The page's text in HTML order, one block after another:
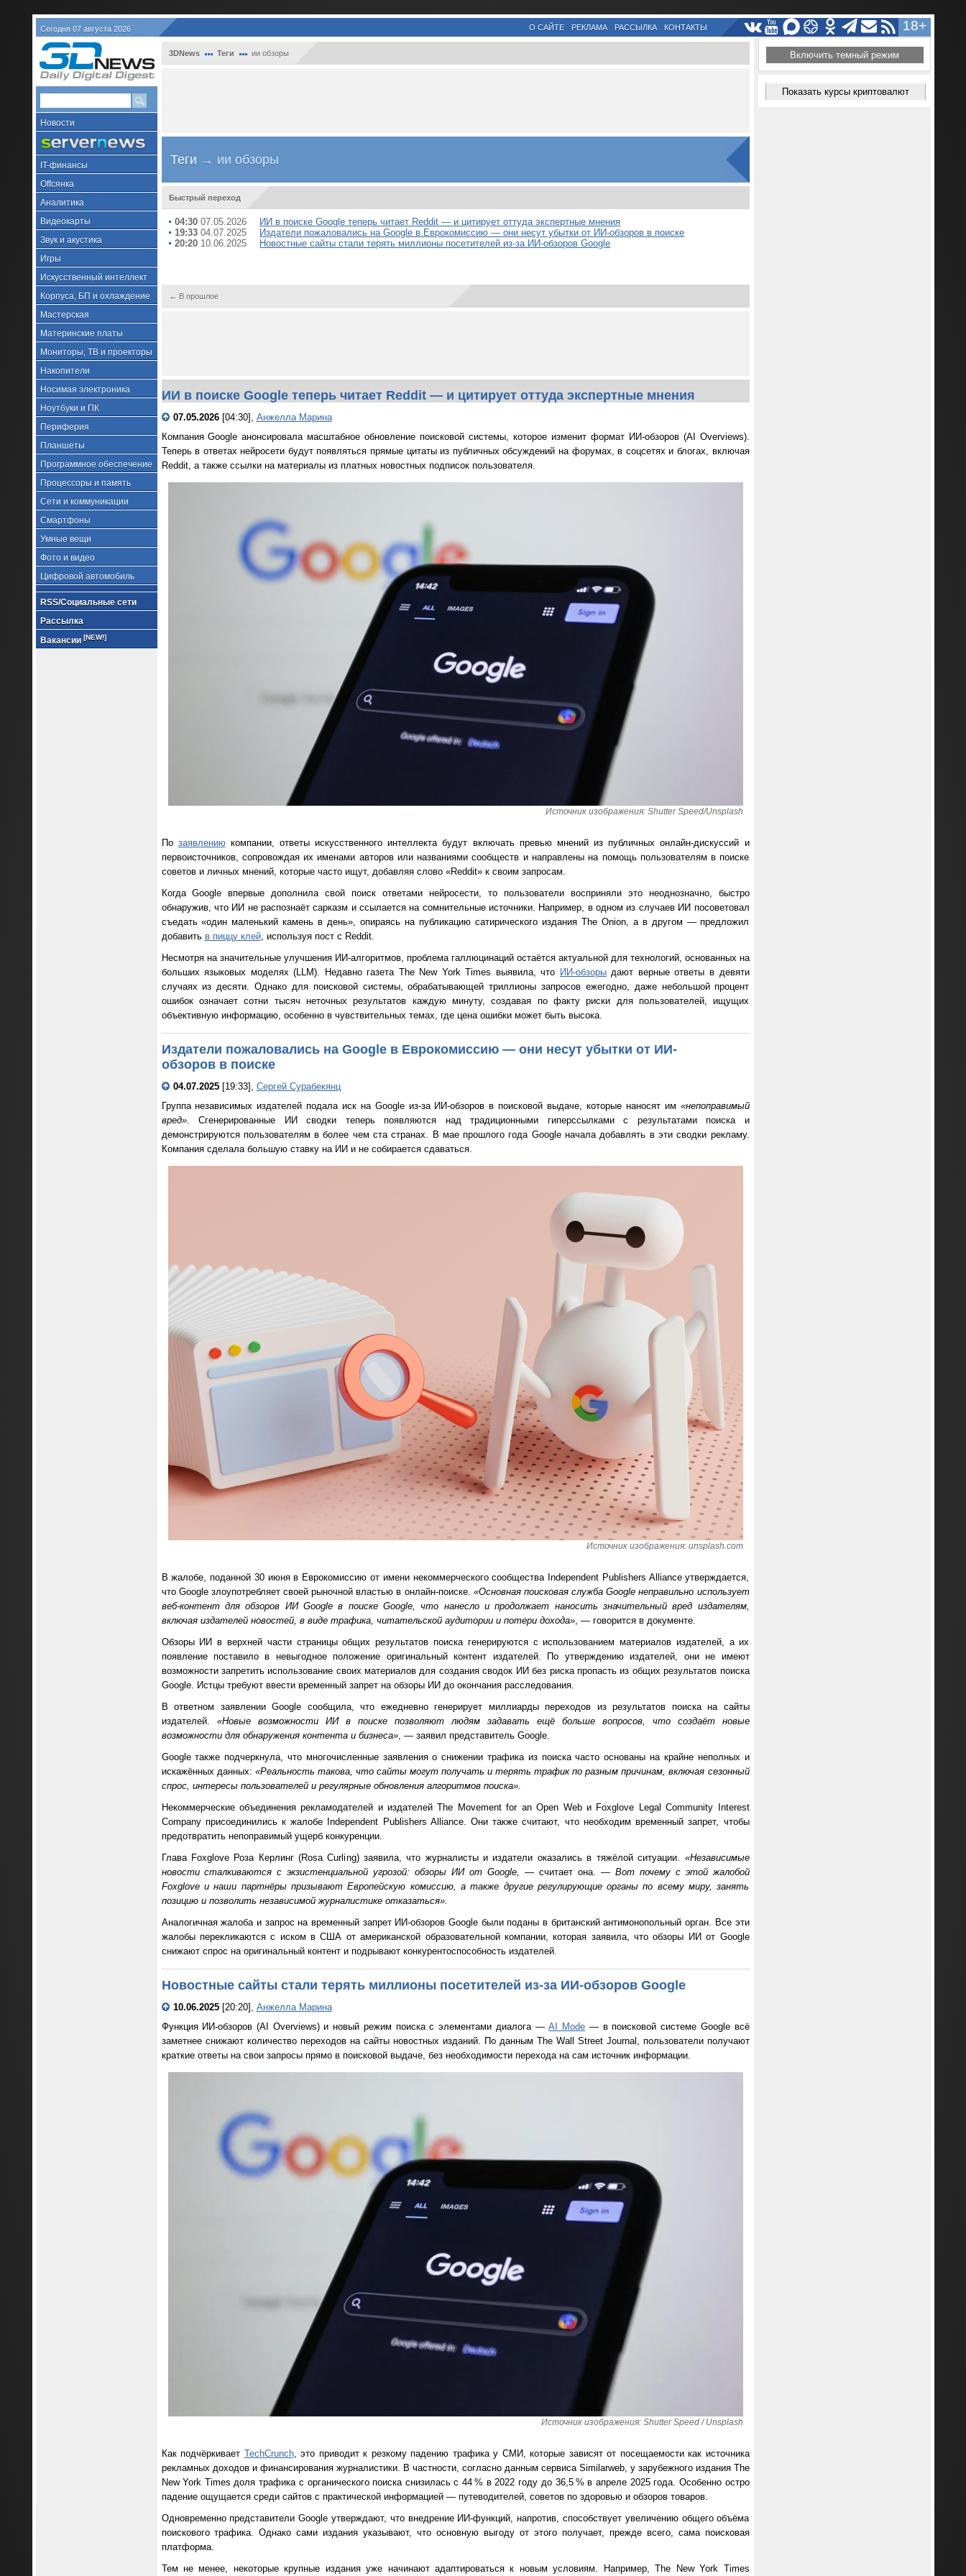
Сегодня 07 августа 2026 18+
О САЙТЕ РЕКЛАМА РАССЫЛКА КОНТАКТЫ
Новости
IT-финансы
Offсянка
Аналитика
Видеокарты
Звук и акустика
Игры
Искусственный интеллект
Корпуса, БП и охлаждение
Мастерская
Материнские платы
Мониторы, ТВ и проекторы
Накопители
Носимая электроника
Ноутбуки и ПК
Периферия
Планшеты
Программное обеспечение
Процессоры и память
Сети и коммуникации
Смартфоны
Умные вещи
Фото и видео
Цифровой автомобиль
RSS/Социальные сети
Рассылка
Вакансии [NEW!]
3DNews Теги ии обзоры
Теги → ии обзоры
Быстрый переход
04:3007.05.2026
ИИ в поиске Google теперь читает Reddit — и цитирует оттуда экспертные мнения
19:3304.07.2025
Издатели пожаловались на Google в Еврокомиссию — они несут убытки от ИИ-обзоров в поиске
20:2010.06.2025 Новостные сайты стали терять миллионы посетителей из-за ИИ-обзоров Google
← В прошлое
ИИ в поиске Google теперь читает Reddit — и цитирует оттуда экспертные мнения
07.05.2026[04:30], Анжелла Марина
Компания Google анонсировала масштабное обновление поисковой системы, которое изменит формат ИИ-обзоров (AI Overviews).
Теперь в ответах нейросети будут появляться прямые цитаты из публичных обсуждений на форумах, в соцсетях и блогах, включая
Reddit, а также ссылки на материалы из платных новостных подписок пользователя.
Источник изображения: Shutter Speed/Unsplash
По заявлениюкомпании, ответы искусственного интеллекта будут включать превью мнений из публичных онлайн-дискуссий и
первоисточников, сопровождая их именами авторов или названиями сообществ и направлены на помощь пользователям в поиске
советов и личных мнений, которые часто ищут, добавляя слово «Reddit» к своим запросам.
Когда Google впервые дополнила свой поиск ответами нейросести, то пользователи восприняли это неоднозначно, быстро
обнаружив, что ИИ не распознаёт сарказм и ссылается на сомнительные источники. Например, в одном из случаев ИИ посоветовал
съедать «один маленький камень в день», опираясь на публикацию сатирического издания The Onion, а в другом — предложил
добавить в пиццу клей, используя пост с Reddit.
Несмотря на значительные улучшения ИИ-алгоритмов, проблема галлюцинаций остаётся актуальной для технологий, основанных на
больших языковых моделях (LLM). Недавно газета The New York Times выявила, что ИИ-обзорыдают верные ответы в девяти
случаях из десяти. Однако для поисковой системы, обрабатывающей триллионы запросов ежегодно, даже небольшой процент
ошибок означает сотни тысяч неточных результатов каждую минуту, создавая по факту риски для пользователей, ищущих
объективную информацию, особенно в чувствительных темах, где цена ошибки может быть высока.
Издатели пожаловались на Google в Еврокомиссию — они несут убытки от ИИ-
обзоров в поиске
04.07.2025[19:33], Сергей Сурабекянц
Группа независимых издателей подала иск на Google из-за ИИ-обзоров в поисковой выдаче, которые наносят им «непоправимый
вред». Сгенерированные ИИ сводки теперь появляются над традиционными гиперссылками с результатами поиска и
демонстрируются пользователям в более чем ста странах. В мае прошлого года Google начала добавлять в эти сводки рекламу.
Компания сделала большую ставку на ИИ и не собирается сдаваться.
Источник изображения: unsplash.com
В жалобе, поданной 30 июня в Еврокомиссию от имени некоммерческого сообщества Independent Publishers Alliance утверждается,
что Google злоупотребляет своей рыночной властью в онлайн-поиске. «Основная поисковая служба Google неправильно использует
веб-контент для обзоров ИИ Google в поиске Google, что нанесло и продолжает наносить значительный вред издателям,
включая издателей новостей, в виде трафика, читательской аудитории и потери дохода», — говорится в документе.
Обзоры ИИ в верхней части страницы общих результатов поиска генерируются с использованием материалов издателей, а их
появление поставило в невыгодное положение оригинальный контент издателей. По утверждению издателей, они не имеют
возможности запретить использование своих материалов для создания сводок ИИ без риска пропасть из общих результатов поиска
Google. Истцы требуют ввести временный запрет на обзоры ИИ до окончания расследования.
В ответном заявлении Google сообщила, что ежедневно генерирует миллиарды переходов из результатов поиска на сайты
издателей. «Новые возможности ИИ в поиске позволяют людям задавать ещё больше вопросов, что создаёт новые
возможности для обнаружения контента и бизнеса», — заявил представитель Google.
Google также подчеркнула, что многочисленные заявления о снижении трафика из поиска часто основаны на крайне неполных и
искажённых данных: «Реальность такова, что сайты могут получать и терять трафик по разным причинам, включая сезонный
спрос, интересы пользователей и регулярные обновления алгоритмов поиска».
Некоммерческие объединения рекламодателей и издателей The Movement for an Open Web и Foxglove Legal Community Interest
Company присоединились к жалобе Independent Publishers Alliance. Они также считают, что необходим временный запрет, чтобы
предотвратить непоправимый ущерб конкуренции.
Глава Foxglove Роза Керлинг (Rosa Curling) заявила, что журналисты и издатели оказались в тяжёлой ситуации. «Независимые
новости сталкиваются с экзистенциальной угрозой: обзоры ИИ от Google, — считает она. — Вот почему с этой жалобой
Foxglove и наши партнёры призывают Европейскую комиссию, а также другие регулирующие органы по всему миру, занять
позицию и позволить независимой журналистике отказаться».
Аналогичная жалоба и запрос на временный запрет ИИ-обзоров Google были поданы в британский антимонопольный орган. Все эти
жалобы перекликаются с иском в США от американской образовательной компании, которая заявила, что обзоры ИИ от Google
снижают спрос на оригинальный контент и подрывают конкурентоспособность издателей.
Новостные сайты стали терять миллионы посетителей из-за ИИ-обзоров Google
10.06.2025[20:20], Анжелла Марина
Функция ИИ-обзоров (AI Overviews) и новый режим поиска с элементами диалога —AI Mode — в поисковой системе Google всё
заметнее снижают количество переходов на сайты новостных изданий. По данным The Wall Street Journal, пользователи получают
краткие ответы на свои запросы прямо в поисковой выдаче, без необходимости перехода на сам источник информации.
Источник изображения: Shutter Speed / Unsplash
Как подчёркивает TechCrunch, это приводит к резкому падению трафика у СМИ, которые зависят от посещаемости как источника
рекламных доходов и финансирования журналистики. В частности, согласно данным сервиса Similarweb, у зарубежного издания The
New York Times доля трафика с органического поиска снизилась с 44 % в 2022 году до 36,5 % в апреле 2025 года. Особенно остро
падение ощущается среди сайтов с практической информацией — путеводителей, советов по здоровью и обзоров товаров.
Одновременно представители Google утверждают, что внедрение ИИ-функций, напротив, способствует увеличению общего объёма
поискового трафика. Однако сами издания указывают, что основную выгоду от этого получает, прежде всего, сама поисковая
платформа.
Тем не менее, некоторые крупные издания уже начинают адаптироваться к новым условиям. Например, The New York Times
Включить темный режим
Показать курсы криптовалют